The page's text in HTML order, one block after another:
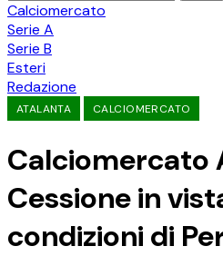
Calciomercato
Serie A
Serie B
Esteri
Redazione
ATALANTA CALCIOMERCATO
Calciomercato
Cessione in
condizioni di